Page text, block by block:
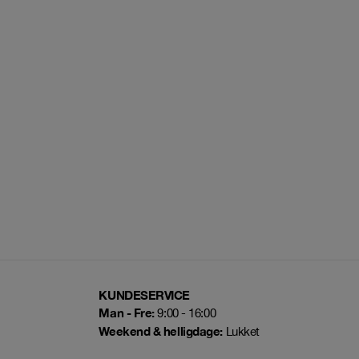
KUNDESERVICE
Man - Fre:9:00 - 16:00
Weekend & helligdage:Lukket